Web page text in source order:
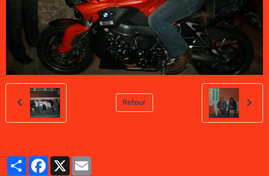
Retour
PartagerFacebook
X